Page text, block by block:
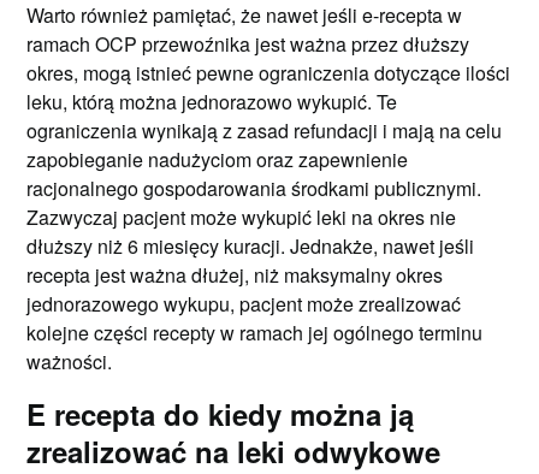
Warto również pamiętać, że nawet jeśli e-recepta w
ramach OCP przewoźnika jest ważna przez dłuższy
okres, mogą istnieć pewne ograniczenia dotyczące ilości
leku, którą można jednorazowo wykupić. Te
ograniczenia wynikają z zasad refundacji i mają na celu
zapobieganie nadużyciom oraz zapewnienie
racjonalnego gospodarowania środkami publicznymi.
Zazwyczaj pacjent może wykupić leki na okres nie
dłuższy niż 6 miesięcy kuracji. Jednakże, nawet jeśli
recepta jest ważna dłużej, niż maksymalny okres
jednorazowego wykupu, pacjent może zrealizować
kolejne części recepty w ramach jej ogólnego terminu
ważności.
E recepta do kiedy można ją
zrealizować na leki odwykowe